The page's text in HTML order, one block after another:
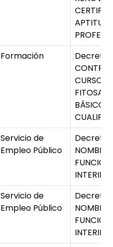
APTITUD
Formación
Decreto
CURSO
BÁSICO Y
Servicio de
Empleo Público
Decreto
Servicio de
Empleo Público
Decreto